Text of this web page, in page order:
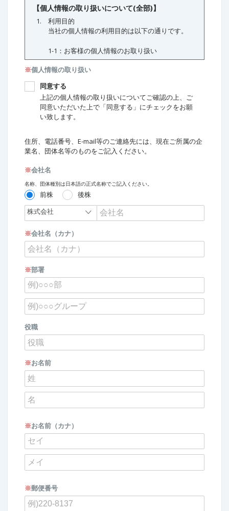
※個人情報の取り扱い
同意する
上記の個人情報の取り扱いについてご確認の上、ご
同意いただいた上で「同意する」にチェックをお願
い致します。
住所、電話番号、E-mail等のご連絡先には、現在ご所属の企
業名、団体名等のものをご記入ください。
※会社名
名称、団体種別は日本語の正式名称でご記入ください。
前株 後株
※会社名（カナ）
※部署
役職
※お名前
※お名前（カナ）
※郵便番号